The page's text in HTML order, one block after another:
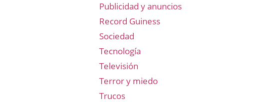
Publicidad y anuncios
Record Guiness
Sociedad
Tecnología
Televisión
Terror y miedo
Trucos